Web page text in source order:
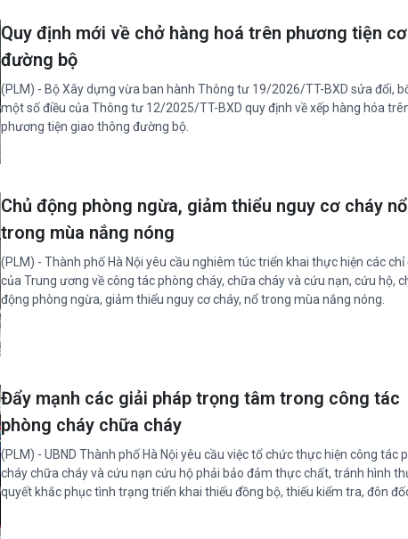
Quy định mới về chở hàng hoá trên phương tiện
đường bộ
(PLM) - Bộ Xây dựng vừa ban hành Thông tư 19/2026/TT-BXD sửa đổi,
một số điều của Thông tư 12/2025/TT-BXD quy định về xếp hàng hóa
phương tiện giao thông đường bộ.
Chủ động phòng ngừa, giảm thiểu nguy cơ cháy nổ
trong mùa nắng nóng
(PLM) - Thành phố Hà Nội yêu cầu nghiêm túc triển khai thực hiện các chỉ
của Trung ương về công tác phòng cháy, chữa cháy và cứu nạn, cứu hộ,
động phòng ngừa, giảm thiểu nguy cơ cháy, nổ trong mùa nắng nóng.
Đẩy mạnh các giải pháp trọng tâm trong công tác
phòng cháy chữa cháy
(PLM) - UBND Thành phố Hà Nội yêu cầu việc tổ chức thực hiện công tác
cháy chữa cháy và cứu nạn cứu hộ phải bảo đảm thực chất, tránh hình
quyết khắc phục tình trạng triển khai thiếu đồng bộ, thiếu kiểm tra, đôn